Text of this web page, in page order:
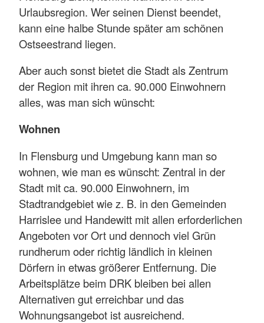
Urlaubsregion. Wer seinen Dienst beendet,
kann eine halbe Stunde später am schönen
Ostseestrand liegen.
Aber auch sonst bietet die Stadt als Zentrum
der Region mit ihren ca. 90.000 Einwohnern
alles, was man sich wünscht:
Wohnen
In Flensburg und Umgebung kann man so
wohnen, wie man es wünscht: Zentral in der
Stadt mit ca. 90.000 Einwohnern, im
Stadtrandgebiet wie z. B. in den Gemeinden
Harrislee und Handewitt mit allen erforderlichen
Angeboten vor Ort und dennoch viel Grün
rundherum oder richtig ländlich in kleinen
Dörfern in etwas größerer Entfernung. Die
Arbeitsplätze beim DRK bleiben bei allen
Alternativen gut erreichbar und das
Wohnungsangebot ist ausreichend.